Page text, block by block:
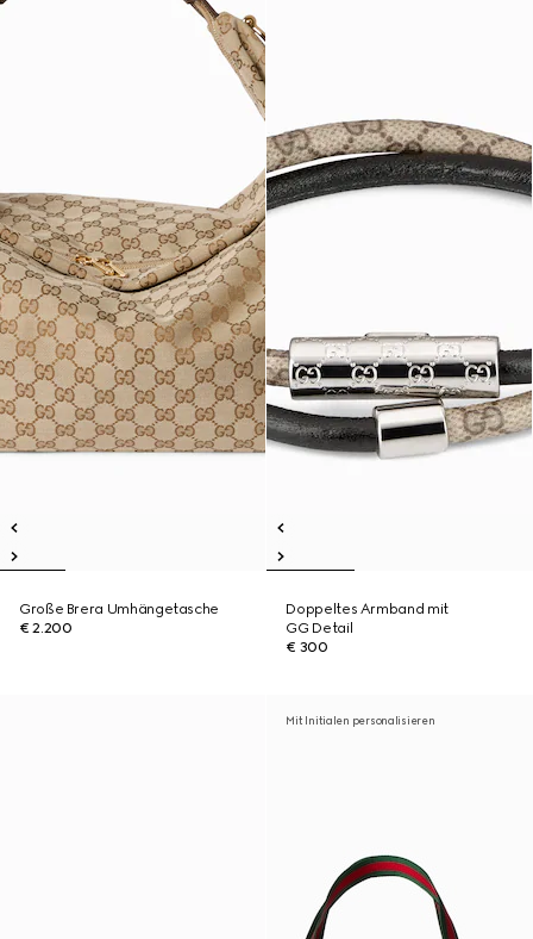
Große Brera Umhängetasche
€ 2.200
Doppeltes Armband mit
GG Detail
€ 300
Mit Initialen personalisieren